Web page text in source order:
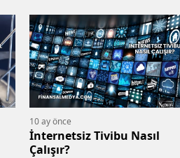
10 ay önce
İnternetsiz Tivibu Nasıl
Çalışır?